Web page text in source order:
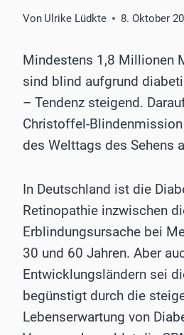
Von Ulrike Lüdkte 8. Oktober
Mindestens 1,8 Millionen
sind blind aufgrund
– Tendenz steigend.
Christoffel-
des Welttags des Sehens
In Deutschland ist die
Retinopathie inzwischen
Erblindungsursache bei
30 und 60 Jahren. Aber
Entwicklungsländern sei
begünstigt durch die
Lebenserwartung von